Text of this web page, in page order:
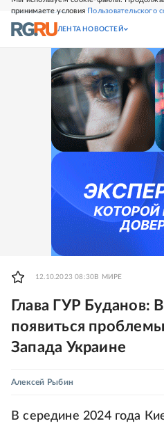
принимаете условия Пользовательского
СВЕЖИЙ НОМЕР
ЛЕНТА НОВОСТЕЙ
12.10.2023 08:30 В МИРЕ
Глава ГУР Буданов:
появиться
Запада Украине
Алексей Рыбин
В середине 2024 года